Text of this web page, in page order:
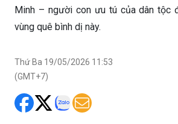
Minh – người con ưu tú của dân tộc
vùng quê bình dị này.
Thứ Ba 19/05/2026 11:53
(GMT+7)